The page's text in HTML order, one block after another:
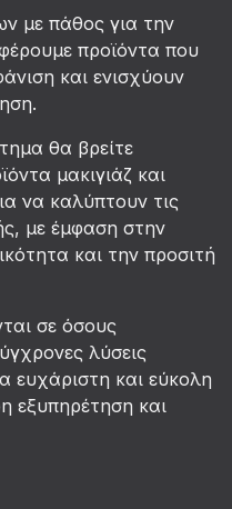
με πάθος για την
προϊόντα που
και ενισχύουν
θα βρείτε
μακιγιάζ και
να καλύπτουν τις
με έμφαση στην
και την προσιτή
σε όσους
λύσεις
ευχάριστη και εύκολη
εξυπηρέτηση και